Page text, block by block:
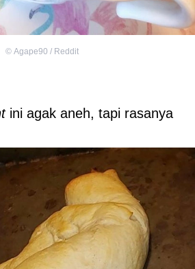
© Agape90 / Reddit
ini agak aneh, tapi rasanya